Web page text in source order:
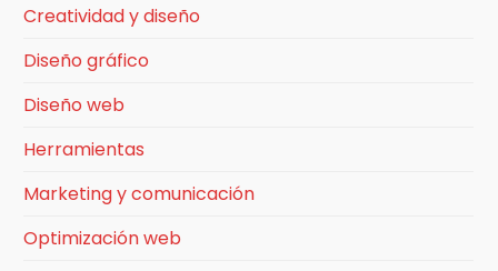
Creatividad y diseño
Diseño gráfico
Diseño web
Herramientas
Marketing y comunicación
Optimización web